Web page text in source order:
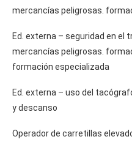
mercancías peligrosas.
Ed. externa – seguridad en el
mercancías peligrosas.
formación especializada
Ed. externa – uso del
y descanso
Operador de carretillas